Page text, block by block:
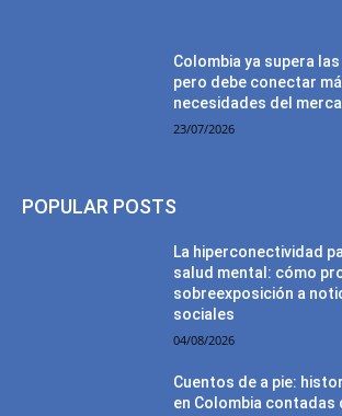
Colombia ya supera
pero debe conectar
necesidades del
23/07/2026
POPULAR POSTS
La hiperconectividad
salud mental: cómo
sobreexposición a
sociales
04/08/2026
Cuentos de a pie:
en Colombia contadas